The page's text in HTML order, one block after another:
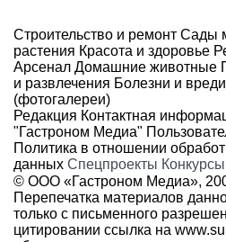
Строительство и ремонт Сады
растения Красота и здоровье
Арсенал Домашние животные
и развлечения Болезни и
(фотогалереи)
Редакция Контактная
"Гастроном Медиа"
Политика в отношении
данных Спецпроекты Конкурсы
© ООО «Гастроном Медиа»,
Перепечатка материалов
только с письменного
цитировании ссылка на